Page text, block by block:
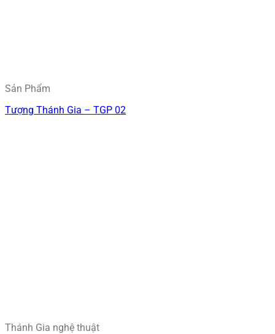
Sản Phẩm
Tượng Thánh Gia – TGP 02
Thánh Gia nghệ thuật